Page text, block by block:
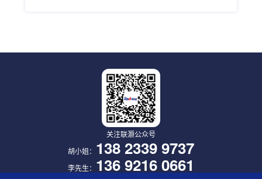
关注联灏公众号
胡小姐： 138 2339 9737
李先生： 136 9216 0661